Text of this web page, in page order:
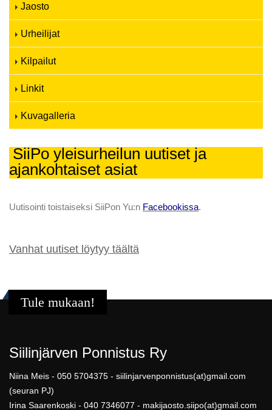
Jaosto
Urheilijat
Kilpailut
Linkit
Kuvagalleria
SiiPo yleisurheilun uutiset ja
ajankohtaiset asiat
Uutisointi toistaiseksi SiiPon Yu:n Facebookissa.
Vanhat uutiset löytyy täältä
Tule mukaan!
Siilinjärven Ponnistus Ry
Niina Meis - 050 5704375 - siilinjarvenponnistus(at)gmail.com
(seuran PJ)
Irina Saarenkoski - 040 7346077 - makijaosto.siipo(at)gmail.com